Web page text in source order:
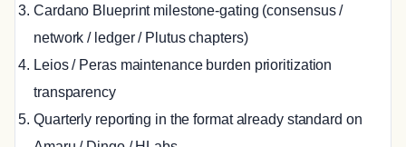
Cardano Blueprint milestone-gating (consensus /
network / ledger / Plutus chapters)
Leios / Peras maintenance burden prioritization
transparency
Quarterly reporting in the format already standard on